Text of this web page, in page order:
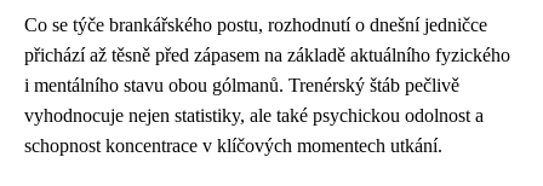
Co se týče brankářského postu, rozhodnutí o dnešní jedničce
přichází až těsně před zápasem na základě aktuálního fyzického
i mentálního stavu obou gólmanů. Trenérský štáb pečlivě
vyhodnocuje nejen statistiky, ale také psychickou odolnost a
schopnost koncentrace v klíčových momentech utkání.